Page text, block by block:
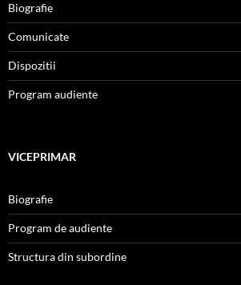
Biografie
Comunicate
Dispozitii
Program audiente
VICEPRIMAR
Biografie
Program de audiente
Structura din subordine